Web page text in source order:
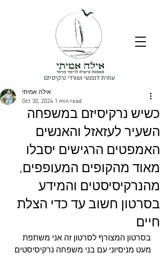
עוזרת לנפגעי ושורדי נרקיסיזם
כשיש נרקיסיזם במשפחה
השעיר לעזאזל והאנשים
האמפטים הרגישים יסבלו
מאוד מהקופים המעופפים,
מהנרקיסיסטים והמידע
בסרטון חשוב עד כדי הצלת
חיים
אילה אמיתי
Oct 30, 2024 1 min read
בסרטון המצורף לסרטון זה אני משתפת
מעט מניסיוני עם בני משפחה נרקיסיסטים